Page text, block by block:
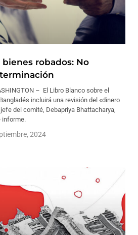
robados: No
– El Libro Blanco sobre el
incluirá una revisión del «dinero
del comité, Debapriya Bhattacharya,
informe.
2024